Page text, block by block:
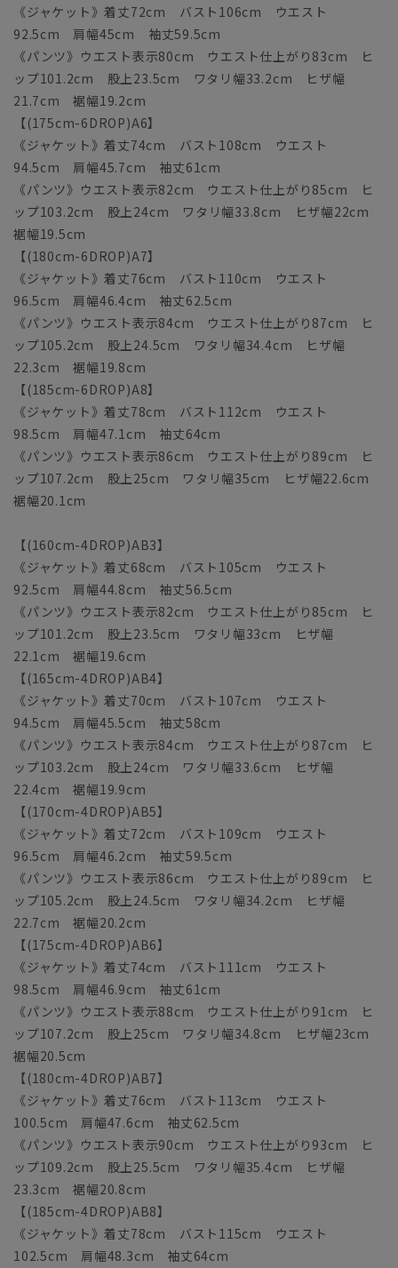
《ジャケット》着丈72cm バスト106cm ウエスト
92.5cm 肩幅45cm 袖丈59.5cm
《パンツ》ウエスト表示80cm ウエスト仕上がり83cm ヒ
ップ101.2cm 股上23.5cm ワタリ幅33.2cm ヒザ幅
21.7cm 裾幅19.2cm
【(175cm-6DROP)A6】
《ジャケット》着丈74cm バスト108cm ウエスト
94.5cm 肩幅45.7cm 袖丈61cm
《パンツ》ウエスト表示82cm ウエスト仕上がり85cm ヒ
ップ103.2cm 股上24cm ワタリ幅33.8cm ヒザ幅22cm
裾幅19.5cm
【(180cm-6DROP)A7】
《ジャケット》着丈76cm バスト110cm ウエスト
96.5cm 肩幅46.4cm 袖丈62.5cm
《パンツ》ウエスト表示84cm ウエスト仕上がり87cm ヒ
ップ105.2cm 股上24.5cm ワタリ幅34.4cm ヒザ幅
22.3cm 裾幅19.8cm
【(185cm-6DROP)A8】
《ジャケット》着丈78cm バスト112cm ウエスト
98.5cm 肩幅47.1cm 袖丈64cm
《パンツ》ウエスト表示86cm ウエスト仕上がり89cm ヒ
ップ107.2cm 股上25cm ワタリ幅35cm ヒザ幅22.6cm
裾幅20.1cm
【(160cm-4DROP)AB3】
《ジャケット》着丈68cm バスト105cm ウエスト
92.5cm 肩幅44.8cm 袖丈56.5cm
《パンツ》ウエスト表示82cm ウエスト仕上がり85cm ヒ
ップ101.2cm 股上23.5cm ワタリ幅33cm ヒザ幅
22.1cm 裾幅19.6cm
【(165cm-4DROP)AB4】
《ジャケット》着丈70cm バスト107cm ウエスト
94.5cm 肩幅45.5cm 袖丈58cm
《パンツ》ウエスト表示84cm ウエスト仕上がり87cm ヒ
ップ103.2cm 股上24cm ワタリ幅33.6cm ヒザ幅
22.4cm 裾幅19.9cm
【(170cm-4DROP)AB5】
《ジャケット》着丈72cm バスト109cm ウエスト
96.5cm 肩幅46.2cm 袖丈59.5cm
《パンツ》ウエスト表示86cm ウエスト仕上がり89cm ヒ
ップ105.2cm 股上24.5cm ワタリ幅34.2cm ヒザ幅
22.7cm 裾幅20.2cm
【(175cm-4DROP)AB6】
《ジャケット》着丈74cm バスト111cm ウエスト
98.5cm 肩幅46.9cm 袖丈61cm
《パンツ》ウエスト表示88cm ウエスト仕上がり91cm ヒ
ップ107.2cm 股上25cm ワタリ幅34.8cm ヒザ幅23cm
裾幅20.5cm
【(180cm-4DROP)AB7】
《ジャケット》着丈76cm バスト113cm ウエスト
100.5cm 肩幅47.6cm 袖丈62.5cm
《パンツ》ウエスト表示90cm ウエスト仕上がり93cm ヒ
ップ109.2cm 股上25.5cm ワタリ幅35.4cm ヒザ幅
23.3cm 裾幅20.8cm
【(185cm-4DROP)AB8】
《ジャケット》着丈78cm バスト115cm ウエスト
102.5cm 肩幅48.3cm 袖丈64cm